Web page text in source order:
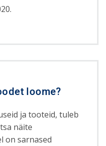
loome?
ja tooteid, tuleb
näite
on sarnased